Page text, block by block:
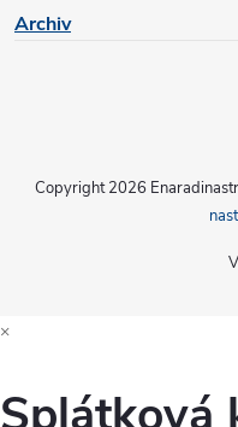
Archiv
Copyright 2026
×